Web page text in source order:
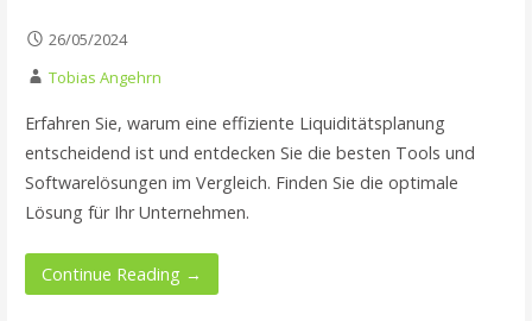
26/05/2024
Tobias Angehrn
Erfahren Sie, warum eine effiziente Liquiditätsplanung
entscheidend ist und entdecken Sie die besten Tools und
Softwarelösungen im Vergleich. Finden Sie die optimale
Lösung für Ihr Unternehmen.
Continue Reading →